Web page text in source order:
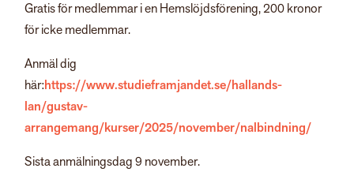
Gratis för medlemmar i en Hemslöjdsförening, 200 kronor
för icke medlemmar.
Anmäl dig
här:https://www.studieframjandet.se/hallands-
lan/gustav-
arrangemang/kurser/2025/november/nalbindning/
Sista anmälningsdag 9 november.